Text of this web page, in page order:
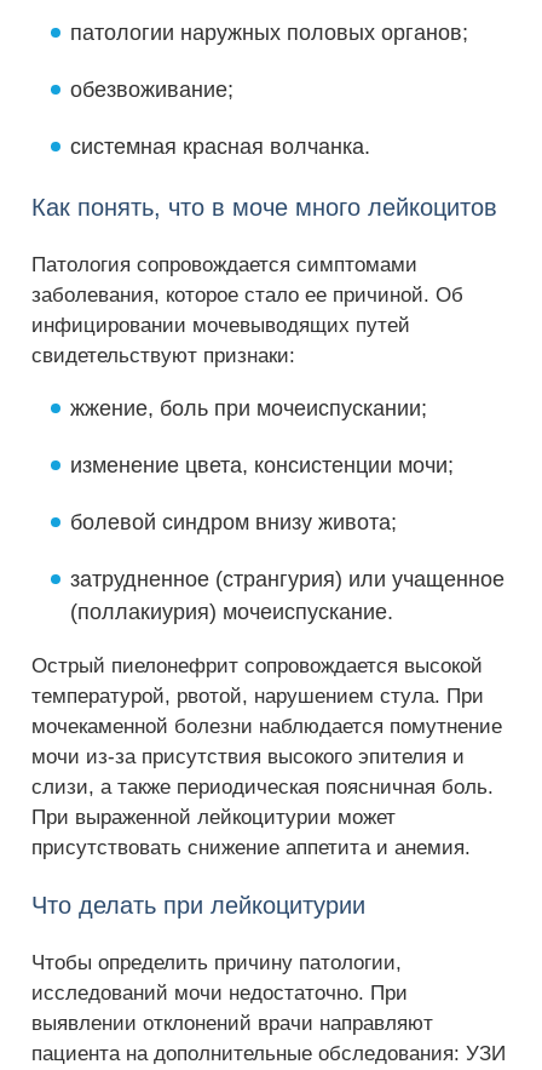
патологии наружных половых органов;
обезвоживание;
системная красная волчанка.
Как понять, что в моче много лейкоцитов
Патология сопровождается симптомами
заболевания, которое стало ее причиной. Об
инфицировании мочевыводящих путей
свидетельствуют признаки:
жжение, боль при мочеиспускании;
изменение цвета, консистенции мочи;
болевой синдром внизу живота;
затрудненное (странгурия) или учащенное
(поллакиурия) мочеиспускание.
Острый пиелонефрит сопровождается высокой
температурой, рвотой, нарушением стула. При
мочекаменной болезни наблюдается помутнение
мочи из-за присутствия высокого эпителия и
слизи, а также периодическая поясничная боль.
При выраженной лейкоцитурии может
присутствовать снижение аппетита и анемия.
Что делать при лейкоцитурии
Чтобы определить причину патологии,
исследований мочи недостаточно. При
выявлении отклонений врачи направляют
пациента на дополнительные обследования: УЗИ